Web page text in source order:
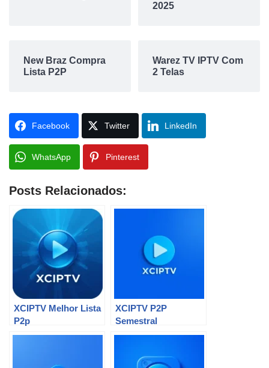
2025
New Braz Compra
Lista P2P
Warez TV IPTV Com
2 Telas
Facebook Twitter LinkedIn
WhatsApp Pinterest
Posts Relacionados:
XCIPTV Melhor Lista
P2p
XCIPTV P2P
Semestral